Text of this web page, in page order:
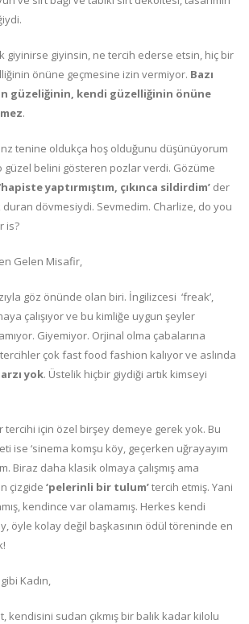
giyinirse giyinsin, ne tercih ederse etsin, hiç bir
önüne geçmesine izin vermiyor. Bazı
güzeliğinin, kendi güzelliğinin önüne
.
tenine oldukça hoş olduğunu düşünüyorum
güzel belini gösteren pozlar verdi. Gözüme
hapiste yaptırmıştım, çıkınca sildirdim’ der
dövmesiydi. Sevmedim. Charlize, do you
is?
Gelen Misafir,
göz önünde olan biri. İngilizcesi ‘freak’,
çalışıyor ve bu kimliğe uygun şeyler
Giyemiyor. Orjinal olma çabalarına
çok fast food fashion kalıyor ve aslında
yok. Üstelik hiçbir giydiği artık kimseyi
tercihi için özel birşey demeye gerek yok. Bu
ise ‘sinema komşu köy, geçerken uğrayayım
Biraz daha klasik olmaya çalışmış ama
çizgide ‘pelerinli bir tulum’tercih etmiş. Yani
kendince var olamamış. Herkes kendi
öyle kolay değil başkasının ödül töreninde en
Kadın,
kendisini sudan çıkmış bir balık kadar kilolu